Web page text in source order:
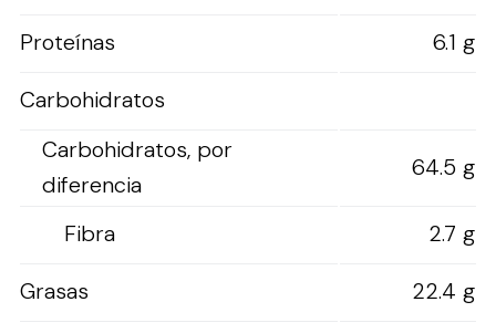
Proteínas
6.1 g
Carbohidratos
Carbohidratos, por
diferencia
64.5 g
Fibra
2.7 g
Grasas
22.4 g